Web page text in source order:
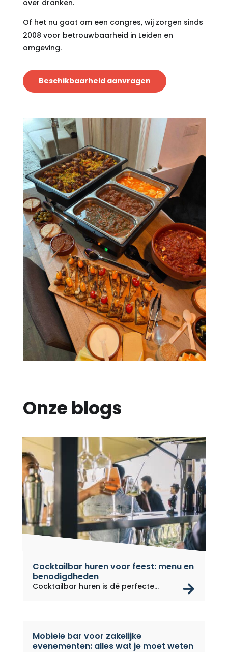
over dranken.
Of het nu gaat om een congres, wij zorgen sinds
2008 voor betrouwbaarheid in Leiden en
omgeving.
Beschikbaarheid aanvragen
Onze blogs
Cocktailbar huren voor feest: menu en
benodigdheden
Cocktailbar huren is dé perfecte...
Mobiele bar voor zakelijke
evenementen: alles wat je moet weten